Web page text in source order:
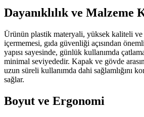
Dayanıklılık ve Malzeme
Ürünün plastik materyali, yüksek kaliteli ve
içermemesi, gıda güvenliği açısından
yapısı sayesinde, günlük kullanımda
minimal seviyededir. Kapak ve gövde
uzun süreli kullanımda dahi sağlamlığını
sağlar.
Boyut ve Ergonomi